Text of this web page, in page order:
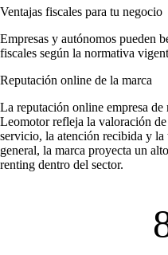
Ventajas fiscales para tu negocio
Empresas y autónomos pueden
fiscales según la normativa
Reputación online de la marca
La reputación online empresa de
Leomotor refleja la valoración
servicio, la atención recibida y la
general, la marca proyecta un
renting dentro del sector.